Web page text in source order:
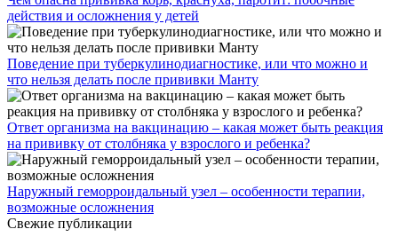
действия и осложнения у детей
Поведение при туберкулинодиагностике, или что можно и
что нельзя делать после прививки Манту
Ответ организма на вакцинацию – какая может быть реакция
на прививку от столбняка у взрослого и ребенка?
Наружный геморроидальный узел – особенности терапии,
возможные осложнения
Свежие публикации